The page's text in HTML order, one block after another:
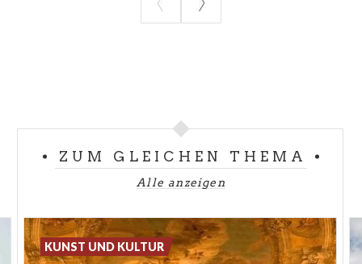
ZUM GLEICHEN THEMA
Alle anzeigen
KUNST UND KULTUR